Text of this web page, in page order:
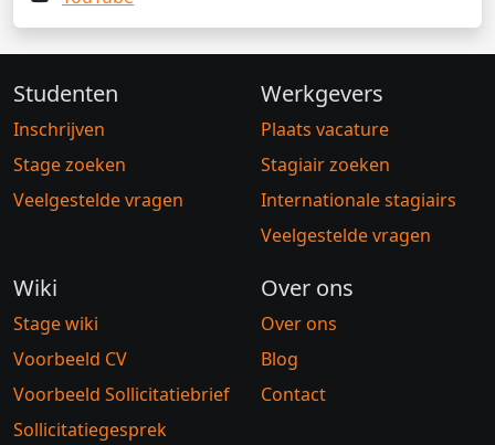
Studenten
Inschrijven
Stage zoeken
Veelgestelde vragen
Werkgevers
Plaats vacature
Stagiair zoeken
Internationale stagiairs
Veelgestelde vragen
Wiki
Stage wiki
Voorbeeld CV
Voorbeeld Sollicitatiebrief
Sollicitatiegesprek
Over ons
Over ons
Blog
Contact